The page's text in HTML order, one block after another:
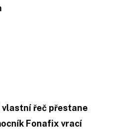
vlastní řeč přestane
Fonafix vrací